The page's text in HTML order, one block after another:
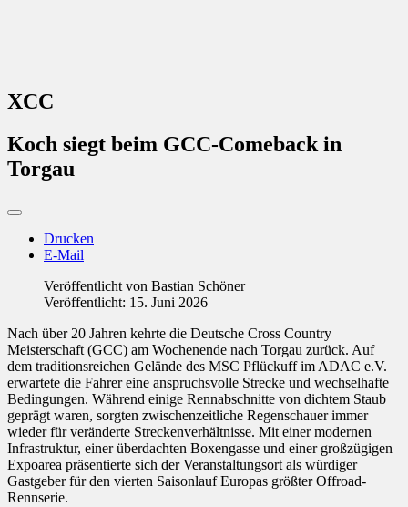
XCC
Koch siegt beim GCC-Comeback in
Torgau
Drucken
E-Mail
Veröffentlicht von Bastian Schöner
Veröffentlicht: 15. Juni 2026
Nach über 20 Jahren kehrte die Deutsche Cross Country
Meisterschaft (GCC) am Wochenende nach Torgau zurück. Auf
dem traditionsreichen Gelände des MSC Pflückuff im ADAC e.V.
erwartete die Fahrer eine anspruchsvolle Strecke und wechselhafte
Bedingungen. Während einige Rennabschnitte von dichtem Staub
geprägt waren, sorgten zwischenzeitliche Regenschauer immer
wieder für veränderte Streckenverhältnisse. Mit einer modernen
Infrastruktur, einer überdachten Boxengasse und einer großzügigen
Expoarea präsentierte sich der Veranstaltungsort als würdiger
Gastgeber für den vierten Saisonlauf Europas größter Offroad-
Rennserie.